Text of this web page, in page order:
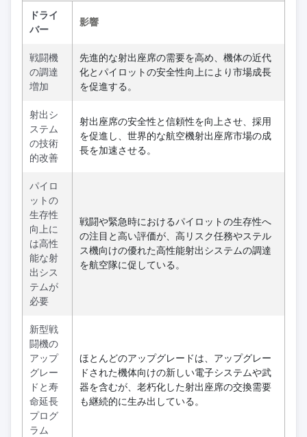
ドライ
バー
影響
戦闘機
の調達
増加
先進的な射出座席の需要を高め、機体の近代
化とパイロットの安全性向上により市場成長
を促進する。
射出シ
ステム
の技術
的改善
射出座席の安全性と信頼性を向上させ、採用
を促進し、世界的な航空機射出座席市場の成
長を加速させる。
パイロ
ットの
生存性
向上に
は高性
能な射
出シス
テムが
必要
戦闘や緊急時におけるパイロットの生存性へ
の注目と高い評価が、高リスク任務やステル
ス機向けの優れた高性能射出システムの調達
を航空隊に促している。
新型戦
闘機の
アップ
グレー
ドと寿
命延長
プログ
ラム
ほとんどのアップグレードは、アップグレー
ドされた機体向けの新しい電子システムや武
器を含むが、老朽化した射出座席の交換需要
も継続的に生み出している。